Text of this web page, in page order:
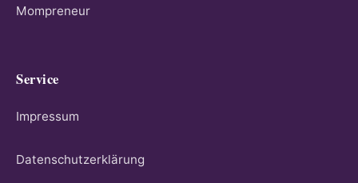
Mompreneur
Service
Impressum
Datenschutzerklärung